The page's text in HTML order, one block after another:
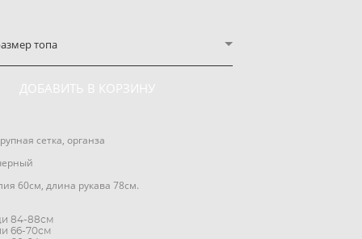
топа
ДОБАВИТЬ В КОРЗИНУ
сетка, органза
60см, длина рукава 78см.
84-88см
66-70см